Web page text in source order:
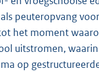
peuteropvang
het moment
uitstromen, waarin
op